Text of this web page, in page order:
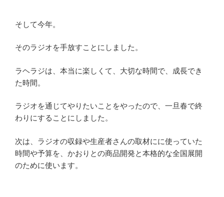
そして今年。
そのラジオを手放すことにしました。
ラヘラジは、本当に楽しくて、大切な時間で、成長でき
た時間。
ラジオを通じてやりたいことをやったので、一旦春で終
わりにすることにしました。
次は、ラジオの収録や生産者さんの取材にに使っていた
時間や予算を、かおりとの商品開発と本格的な全国展開
のために使います。